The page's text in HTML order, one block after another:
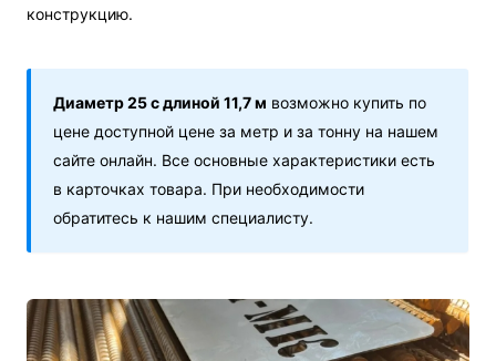
конструкцию.
Диаметр 25 с длиной 11,7 м возможно купить по
цене доступной цене за метр и за тонну на нашем
сайте онлайн. Все основные характеристики есть
в карточках товара. При необходимости
обратитесь к нашим специалисту.